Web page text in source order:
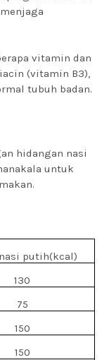
vitamin dan
(vitamin B3),
tubuh badan.
hidangan nasi
untuk
putih(kcal)
130
75
150
150